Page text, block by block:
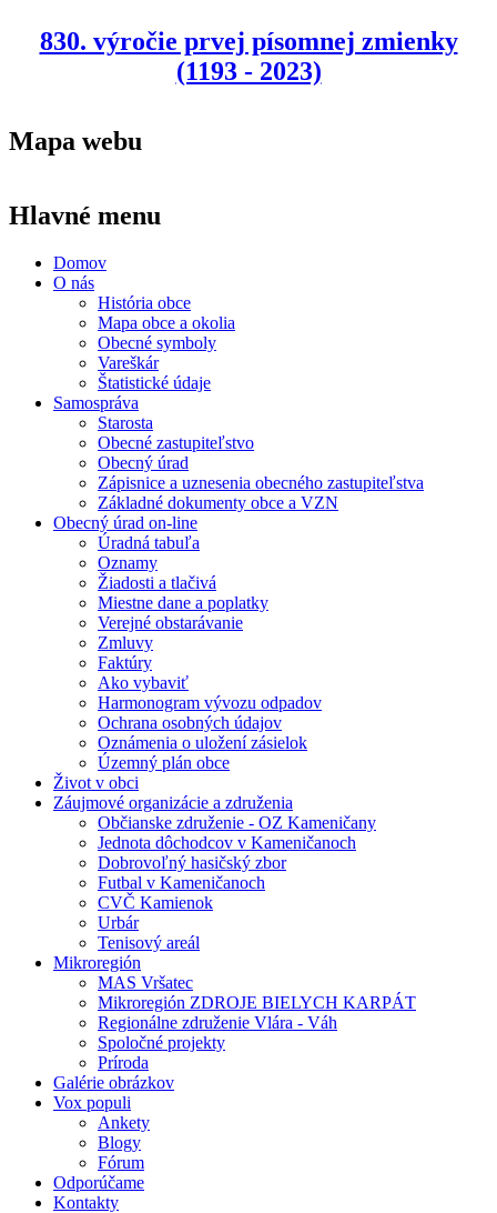
830. výročie prvej písomnej zmienky
(1193 - 2023)
Mapa webu
Hlavné menu
Domov
O nás
História obce
Mapa obce a okolia
Obecné symboly
Vareškár
Štatistické údaje
Samospráva
Starosta
Obecné zastupiteľstvo
Obecný úrad
Zápisnice a uznesenia obecného zastupiteľstva
Základné dokumenty obce a VZN
Obecný úrad on-line
Úradná tabuľa
Oznamy
Žiadosti a tlačivá
Miestne dane a poplatky
Verejné obstarávanie
Zmluvy
Faktúry
Ako vybaviť
Harmonogram vývozu odpadov
Ochrana osobných údajov
Oznámenia o uložení zásielok
Územný plán obce
Život v obci
Záujmové organizácie a združenia
Občianske združenie - OZ Kameničany
Jednota dôchodcov v Kameničanoch
Dobrovoľný hasičský zbor
Futbal v Kameničanoch
CVČ Kamienok
Urbár
Tenisový areál
Mikroregión
MAS Vršatec
Mikroregión ZDROJE BIELYCH KARPÁT
Regionálne združenie Vlára - Váh
Spoločné projekty
Príroda
Galérie obrázkov
Vox populi
Ankety
Blogy
Fórum
Odporúčame
Kontakty